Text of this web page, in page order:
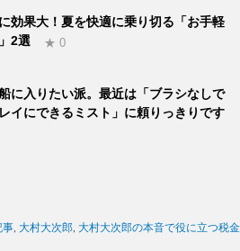
効果大！夏を快適に乗り切る「お手軽
2選
★ 0
に入りたい派。最近は「ブラシなしで
イにできるミスト」に頼りっきりです
事 大村大次郎 大村大次郎の本音で役に立つ税金